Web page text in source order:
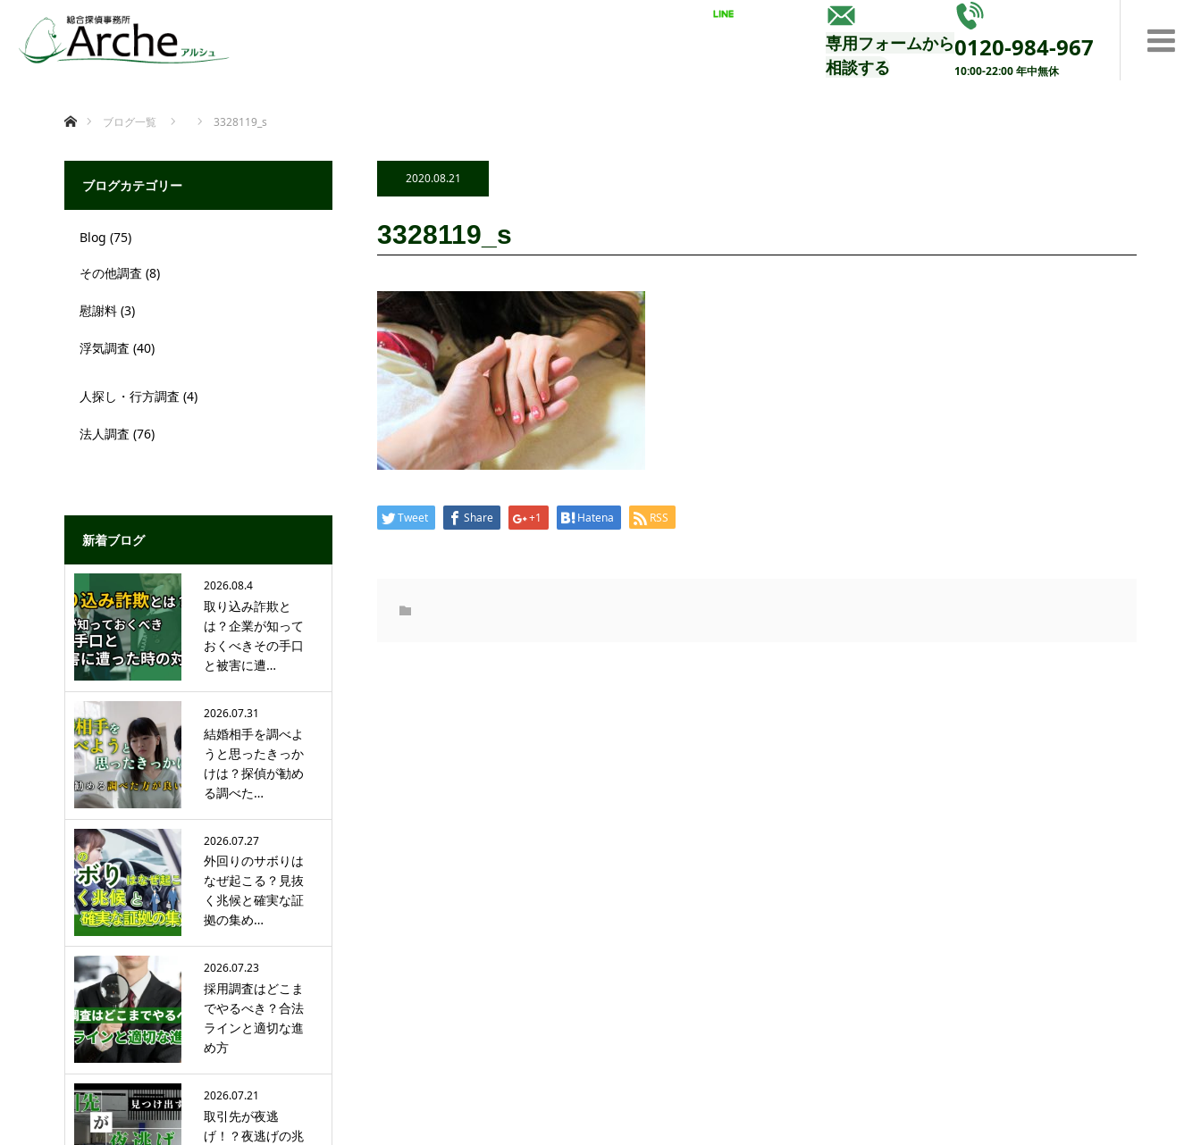
専用フォームから
相談する
0120-984-967
10:00-22:00 年中無休
ブログ一覧
3328119_s
2020.08.21
3328119_s
Tweet Share +1 Hatena RSS
ブログカテゴリー
Blog (75)
その他調査 (8)
慰謝料 (3)
浮気調査 (40)
人探し・行方調査 (4)
法人調査 (76)
新着ブログ
2026.08.4
取り込み詐欺と
は？企業が知って
おくべきその手口
と被害に遭…
2026.07.31
結婚相手を調べよ
うと思ったきっか
けは？探偵が勧め
る調べた…
2026.07.27
外回りのサボりは
なぜ起こる？見抜
く兆候と確実な証
拠の集め…
2026.07.23
採用調査はどこま
でやるべき？合法
ラインと適切な進
め方
2026.07.21
取引先が夜逃
げ！？夜逃げの兆